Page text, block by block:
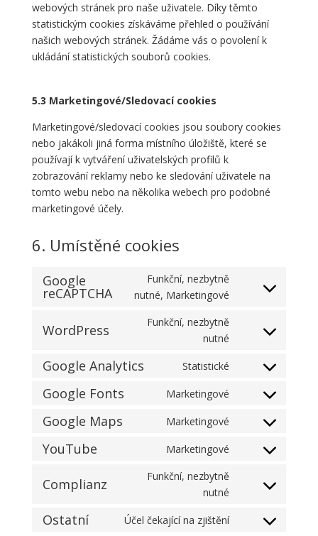
webových stránek pro naše uživatele. Díky těmto
statistickým cookies získáváme přehled o používání
našich webových stránek. Žádáme vás o povolení k
ukládání statistických souborů cookies.
5.3 Marketingové/Sledovací cookies
Marketingové/sledovací cookies jsou soubory cookies
nebo jakákoli jiná forma místního úložiště, které se
používají k vytváření uživatelských profilů k
zobrazování reklamy nebo ke sledování uživatele na
tomto webu nebo na několika webech pro podobné
marketingové účely.
6. Umístěné cookies
Google
reCAPTCHA
Funkční, nezbytně
nutné, Marketingové
Consent
service
WordPress
Funkční, nezbytně
nutné
Consent
service
Google Analytics Statistické
Consent
google-
Google Fonts Marketingové
Consent
google-
Google Maps Marketingové
Consent
YouTube Marketingové
Consent
service
Complianz
Funkční, nezbytně
nutné
Consent
service
Ostatní Účel čekající na zjištění
Consent